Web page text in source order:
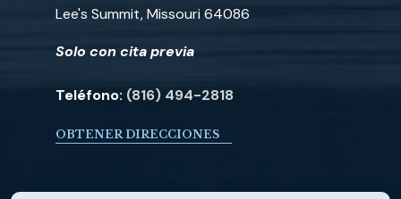
Lee's Summit, Missouri 64086
Solo con cita previa
Teléfono: (816) 494-2818
OBTENER DIRECCIONES